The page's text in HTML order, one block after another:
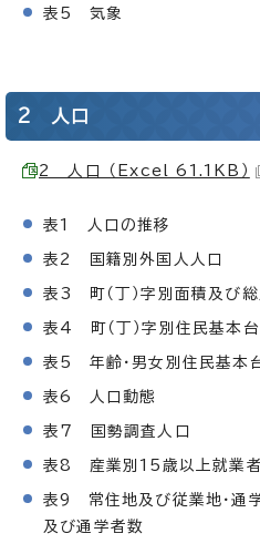
表5 気象
2 人口
2 人口 （Excel 61.1KB）
表1 人口の推移
表2 国籍別外国人人口
表3 町（丁）字別面積及び総
表4 町（丁）字別住民基本
表5 年齢・男女別住民基本
表6 人口動態
表7 国勢調査人口
表8 産業別15歳以上就業
表9 常住地及び従業地・通
及び通学者数